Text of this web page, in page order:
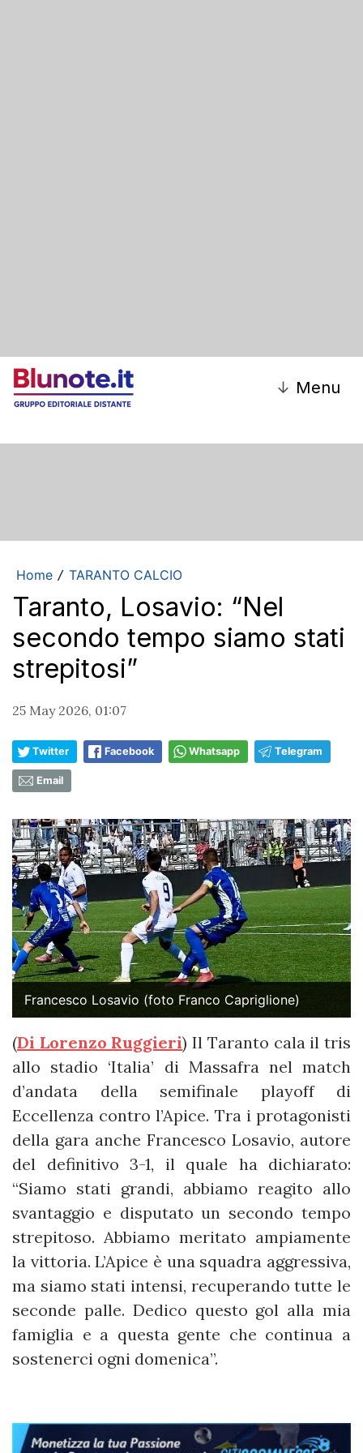
↓ Menu
Home / TARANTO CALCIO
Taranto, Losavio: “Nel
secondo tempo siamo stati
strepitosi”
25 May 2026, 01:07
Twitter Facebook Whatsapp Telegram
Email
Francesco Losavio (foto Franco Capriglione)
(Di Lorenzo Ruggieri) Il Taranto cala il tris
allo stadio ‘Italia’ di Massafra nel match
d’andata della semifinale playoff di
Eccellenza contro l’Apice. Tra i protagonisti
della gara anche Francesco Losavio, autore
del definitivo 3-1, il quale ha dichiarato:
“Siamo stati grandi, abbiamo reagito allo
svantaggio e disputato un secondo tempo
strepitoso. Abbiamo meritato ampiamente
la vittoria. L’Apice è una squadra aggressiva,
ma siamo stati intensi, recuperando tutte le
seconde palle. Dedico questo gol alla mia
famiglia e a questa gente che continua a
sostenerci ogni domenica”.